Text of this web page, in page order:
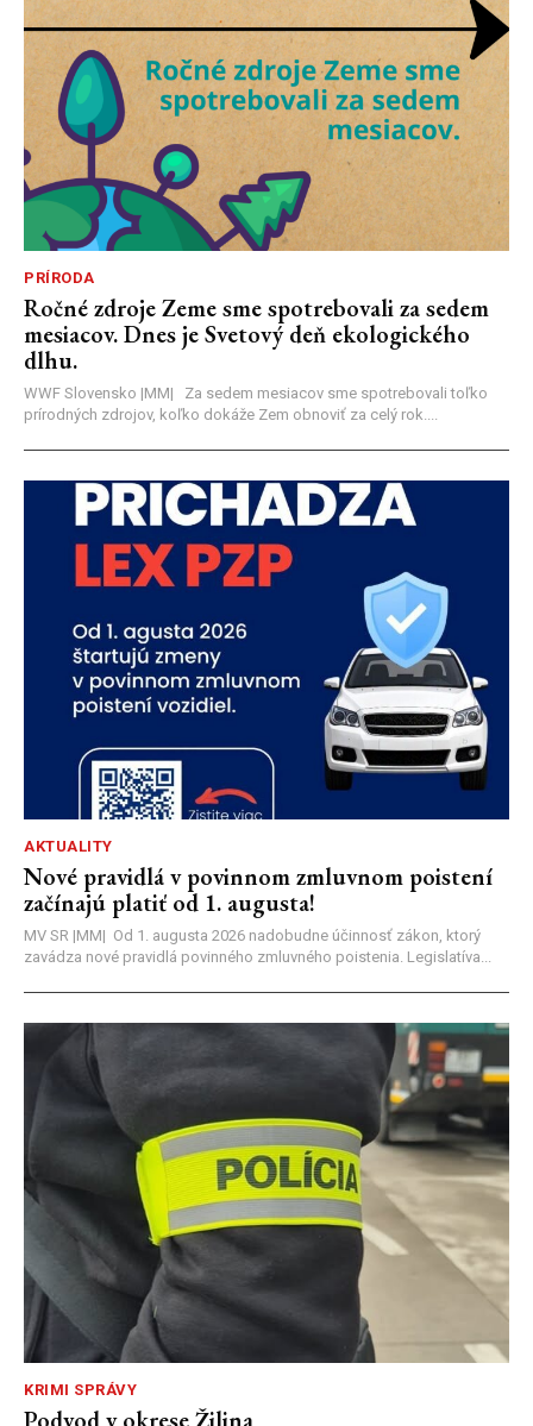
PRÍRODA
Ročné zdroje Zeme sme spotrebovali za sedem
mesiacov. Dnes je Svetový deň ekologického
dlhu.
WWF Slovensko |MM| Za sedem mesiacov sme spotrebovali toľko
prírodných zdrojov, koľko dokáže Zem obnoviť za celý rok....
AKTUALITY
Nové pravidlá v povinnom zmluvnom poistení
začínajú platiť od 1. augusta!
MV SR |MM| Od 1. augusta 2026 nadobudne účinnosť zákon, ktorý
zavádza nové pravidlá povinného zmluvného poistenia. Legislatíva...
KRIMI SPRÁVY
Podvod v okrese Žilina